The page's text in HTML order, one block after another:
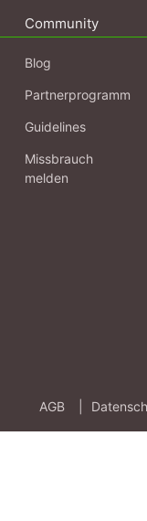
Community
Blog
Partnerprogramm
Guidelines
Missbrauch
melden
AGB